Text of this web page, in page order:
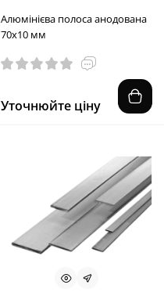
Алюмінієва полоса анодована
70х10 мм
Уточнюйте ціну